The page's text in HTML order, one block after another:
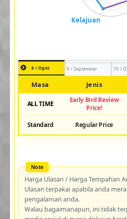
8 / Ogos 9 / September 10 /
Masa Jenis
ALL TIME
Early Bird Review
Price!
Standard Regular Price
Harga Ulasan / Harga Tempahan
Ulasan terpakai apabila anda
pengalaman anda.
Walau bagaimanapun, ini tidak